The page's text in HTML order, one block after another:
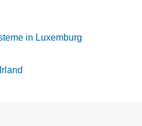
in Luxemburg